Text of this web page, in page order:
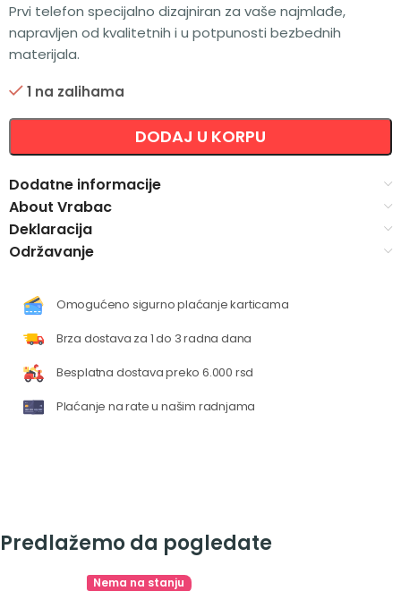
Prvi telefon specijalno dizajniran za vaše najmlađe,
napravljen od kvalitetnih i u potpunosti bezbednih
materijala.
1 na zalihama
DODAJ U KORPU
Dodatne informacije
About Vrabac
Deklaracija
Održavanje
Omogućeno sigurno plaćanje karticama
Brza dostava za 1 do 3 radna dana
Besplatna dostava preko 6.000 rsd
Plaćanje na rate u našim radnjama
Predlažemo da pogledate
Nema na stanju